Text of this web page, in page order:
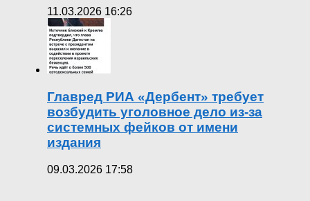
11.03.2026 16:26
Главред РИА «Дербент» требует
возбудить уголовное дело из-за
системных фейков от имени
издания
09.03.2026 17:58